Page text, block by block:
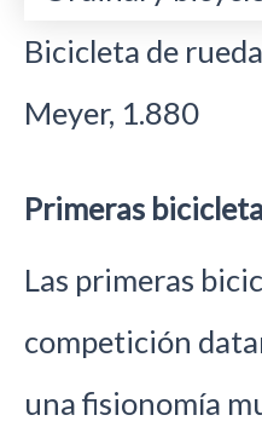
Bicicleta de
Meyer, 1.880
Primeras
Las primeras
competición
una fisionomía